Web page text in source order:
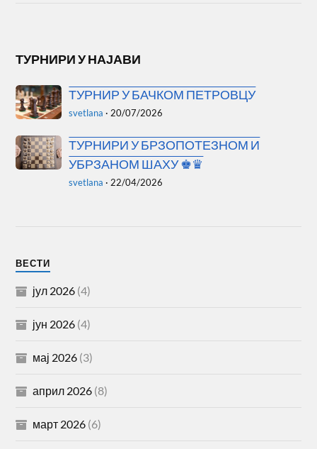
ТУРНИРИ У НАЈАВИ
ТУРНИР У БАЧКОМ ПЕТРОВЦУ
svetlana · 20/07/2026
ТУРНИРИ У БРЗОПОТЕЗНОМ И
УБРЗАНОМ ШАХУ ♚♛
svetlana · 22/04/2026
ВЕСТИ
јул 2026 (4)
јун 2026 (4)
мај 2026 (3)
април 2026 (8)
март 2026 (6)